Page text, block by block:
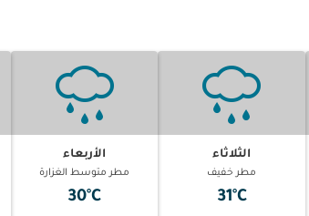
الثلاثاء
مطر خفيف
31°C
الأربعاء
مطر متوسط الغزارة
30°C